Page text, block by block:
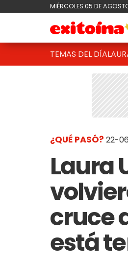
MIÉRCOLES 05 DE
TEMAS DEL DÍA
¿QUÉ PASÓ? 22-
Laura
cruce
está